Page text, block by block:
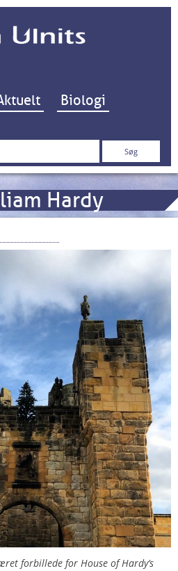
Hop til indhold
Biologi
Hardy
forbillede for House of Hardy’s